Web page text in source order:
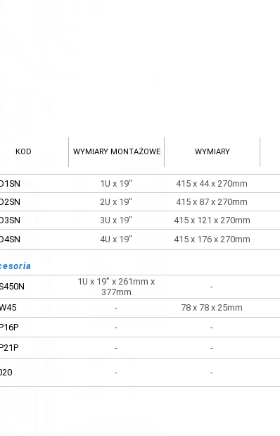
KOD WYMIARY MONTAŻOWE WYMIARY
1U x 19" 415 x 44 x 270mm
2U x 19" 415 x 87 x 270mm
3U x 19" 415 x 121 x 270mm
4U x 19" 415 x 176 x 270mm
1U x 19" x 261mm x
377mm
-
- 78 x 78 x 25mm
- -
- -
- -